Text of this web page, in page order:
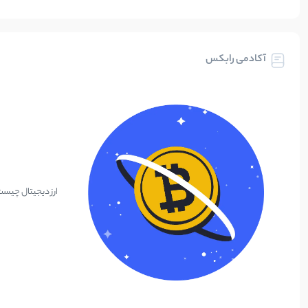
آکادمی رابکس
ارز دیجیتال